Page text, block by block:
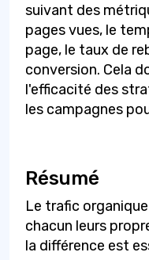
suivant des
pages vues, le
page, le taux de
conversion. Cela
l'efficacité des
les campagnes
Résumé
Le trafic
chacun leurs
la différence est